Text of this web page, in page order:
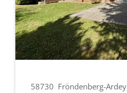
58730 Fröndenberg-Ardey